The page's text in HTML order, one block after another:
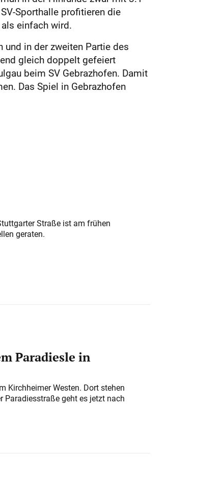
Sporthalle profitieren die
einfach wird.
und in der zweiten Partie des
gleich doppelt gefeiert
beim SV Gebrazhofen. Damit
Das Spiel in Gebrazhofen
Straße ist am frühen
geraten.
Paradiesle in
Kirchheimer Westen. Dort stehen
Paradiesstraße geht es jetzt nach